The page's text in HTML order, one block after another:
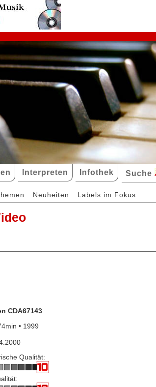
Interpreten Infothek Suche
Neuheiten Labels im Fokus
CDA67143
• 1999
Qualität: